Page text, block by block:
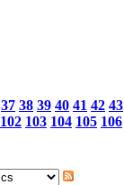
37 38 39 40 41 42 43
102 103 104 105 106